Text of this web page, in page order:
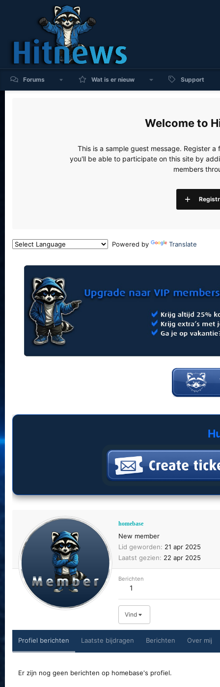
Forums Wat is er nieuw Support
This is a sample guest message. Register
you'll be able to participate on this site by
members
Powered by Translate
homebase
New member
Lid geworden
21 apr 2025
Laatst gezien
22 apr 2025
Berichten
1
Vind
Profiel berichten Laatste bijdragen Berichten Over mij
Er zijn nog geen berichten op homebase's profiel.